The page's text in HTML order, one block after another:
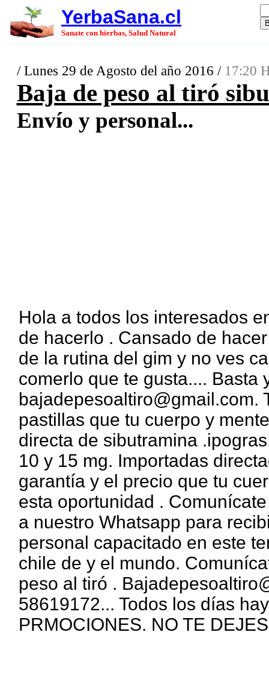
YerbaSana.cl
Sanate con hierbas, Salud Natural
/ Lunes 29 de Agosto del año 2016 / 17:20
Baja de peso al tiró
Envío y personal...
Hola a todos los interesados
de hacerlo . Cansado de
de la rutina del gim y no ves
comerlo que te gusta.... Basta
bajadepesoaltiro@gmail.com.
pastillas que tu cuerpo y
directa de sibutramina
10 y 15 mg. Importadas
garantía y el precio que tu
esta oportunidad .
a nuestro Whatsapp para
personal capacitado en este
chile de y el mundo.
peso al tiró .
58619172... Todos los días
PRMOCIONES. NO TE